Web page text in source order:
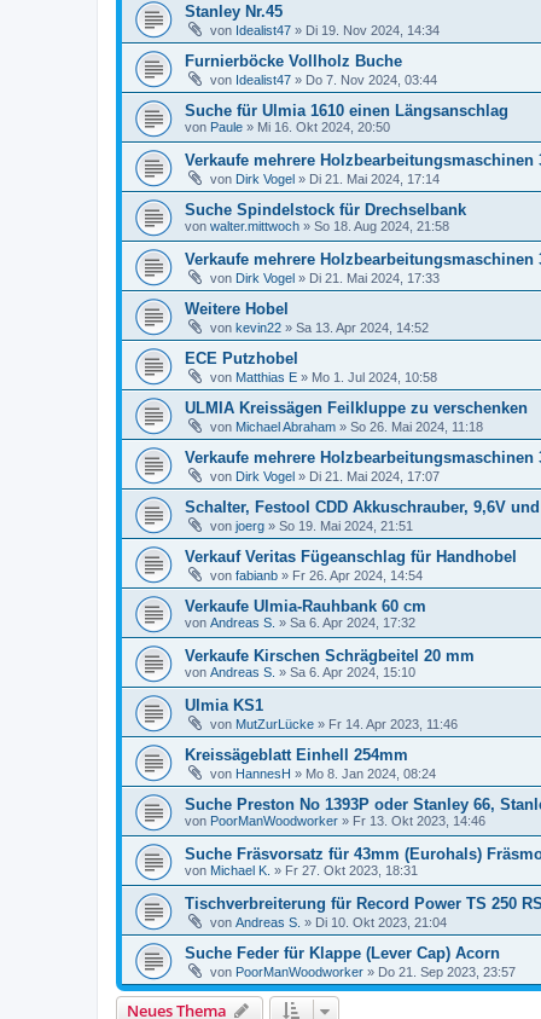
Stanley Nr.45
von Idealist47 » Di 19. Nov 2024, 14:34
Furnierböcke Vollholz Buche
von Idealist47 » Do 7. Nov 2024, 03:44
Suche für Ulmia 1610 einen Längsanschlag
von Paule » Mi 16. Okt 2024, 20:50
Verkaufe mehrere Holzbearbeitungsmaschinen
von Dirk Vogel » Di 21. Mai 2024, 17:14
Suche Spindelstock für Drechselbank
von walter.mittwoch » So 18. Aug 2024, 21:58
Verkaufe mehrere Holzbearbeitungsmaschinen
von Dirk Vogel » Di 21. Mai 2024, 17:33
Weitere Hobel
von kevin22 » Sa 13. Apr 2024, 14:52
ECE Putzhobel
von Matthias E » Mo 1. Jul 2024, 10:58
ULMIA Kreissägen Feilkluppe zu verschenken
von Michael Abraham » So 26. Mai 2024, 11:18
Verkaufe mehrere Holzbearbeitungsmaschinen
von Dirk Vogel » Di 21. Mai 2024, 17:07
Schalter, Festool CDD Akkuschrauber, 9,6V
von joerg » So 19. Mai 2024, 21:51
Verkauf Veritas Fügeanschlag für Handhobel
von fabianb » Fr 26. Apr 2024, 14:54
Verkaufe Ulmia-Rauhbank 60 cm
von Andreas S. » Sa 6. Apr 2024, 17:32
Verkaufe Kirschen Schrägbeitel 20 mm
von Andreas S. » Sa 6. Apr 2024, 15:10
Ulmia KS1
von MutZurLücke » Fr 14. Apr 2023, 11:46
Kreissägeblatt Einhell 254mm
von HannesH » Mo 8. Jan 2024, 08:24
Suche Preston No 1393P oder Stanley 66,
von PoorManWoodworker » Fr 13. Okt 2023, 14:46
Suche Fräsvorsatz für 43mm (Eurohals)
von Michael K. » Fr 27. Okt 2023, 18:31
Tischverbreiterung für Record Power TS 250 RS
von Andreas S. » Di 10. Okt 2023, 21:04
Suche Feder für Klappe (Lever Cap) Acorn
von PoorManWoodworker » Do 21. Sep 2023, 23:57
Neues Thema